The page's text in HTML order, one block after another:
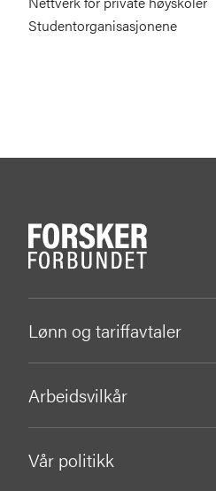
Studentorganisasjonene
Lønn og tariffavtaler
Arbeidsvilkår
Vår politikk